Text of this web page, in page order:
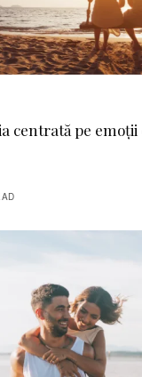
centrată pe emoții